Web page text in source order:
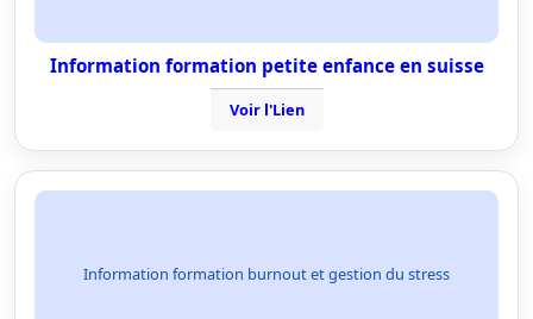
Information formation petite enfance en suisse
Voir l'Lien
Information formation burnout et gestion du stress